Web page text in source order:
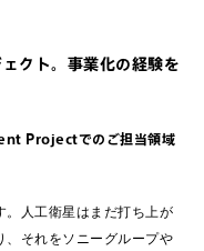
クト。事業化の経験を
Projectでのご担当領域
。人工衛星はまだ打ち上が
、それをソニーグループや